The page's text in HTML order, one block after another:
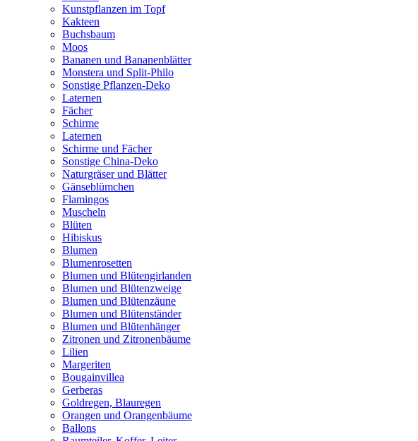
Kunstpflanzen im Topf
Kakteen
Buchsbaum
Moos
Bananen und Bananenblätter
Monstera und Split-Philo
Sonstige Pflanzen-Deko
Laternen
Fächer
Schirme
Laternen
Schirme und Fächer
Sonstige China-Deko
Naturgräser und Blätter
Gänseblümchen
Flamingos
Muscheln
Blüten
Hibiskus
Blumen
Blumenrosetten
Blumen und Blütengirlanden
Blumen und Blütenzweige
Blumen und Blütenzäune
Blumen und Blütenständer
Blumen und Blütenhänger
Zitronen und Zitronenbäume
Lilien
Margeriten
Bougainvillea
Gerberas
Goldregen, Blauregen
Orangen und Orangenbäume
Ballons